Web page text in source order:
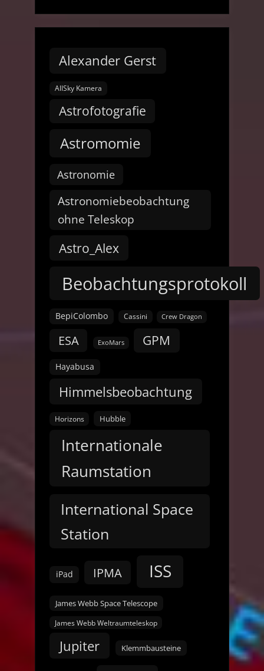
Alexander Gerst
AllSky Kamera
Astrofotografie
Astromomie
Astronomie
Astronomiebeobachtung
ohne Teleskop
Astro_Alex
Beobachtungsprotokoll
BepiColombo Cassini Crew Dragon
ESA ExoMars GPM
Hayabusa
Himmelsbeobachtung
Horizons Hubble
Internationale
Raumstation
International Space
Station
iPad IPMA ISS
James Webb Space Telescope
James Webb Weltraumteleskop
Jupiter Klemmbausteine